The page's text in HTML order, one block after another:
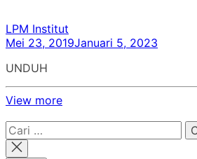
LPM Institut
Mei 23, 2019Januari 5, 2023
UNDUH
View more
Cari
untuk: